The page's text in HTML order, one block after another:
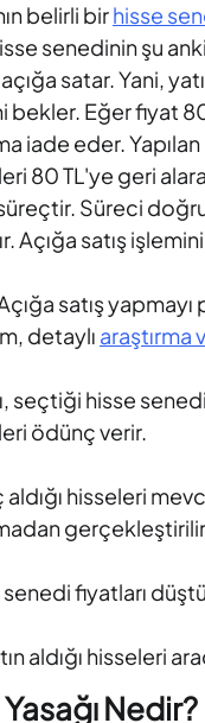
belirli birhisse
senedinin şu
satar. Yani,
bekler. Eğer fiyat
iade eder.
80 TL'ye geri
Süreci
Açığa satış
satış
detaylı araştırma
seçtiği hisse
ödünç verir.
aldığı hisseleri
fiyatları
aldığı hisseleri
Yasağı Nedir?